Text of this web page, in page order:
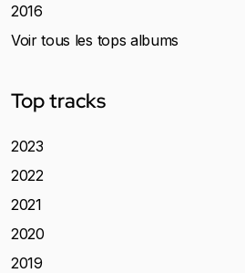
2016
Voir tous les tops albums
Top tracks
2023
2022
2021
2020
2019